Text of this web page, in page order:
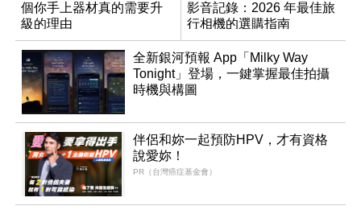
個你手上器材真的需要升
級的理由
影音記錄：2026 年最佳旅
行相機的選購指南
全新銀河預報 App「Milky Way
Tonight」登場，一鍵掌握最佳拍攝
時機與構圖
伴侶和妳一起預防HPV，才有資格
說愛妳！
PR（台灣癌症基金會）